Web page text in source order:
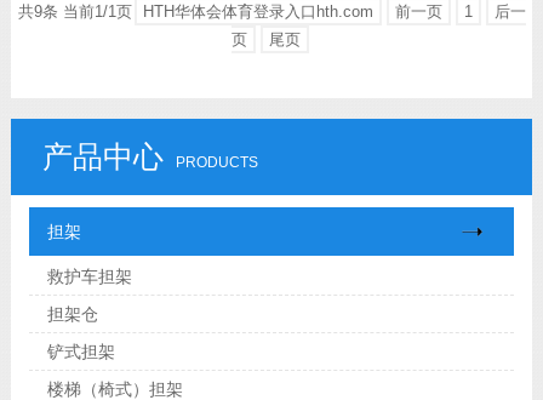
共9条 当前1/1页 HTH华体会体育登录入口hth.com 前一页 1
后一
页
尾页
产品中心 PRODUCTS
担架
救护车担架
担架仓
铲式担架
楼梯（椅式）担架